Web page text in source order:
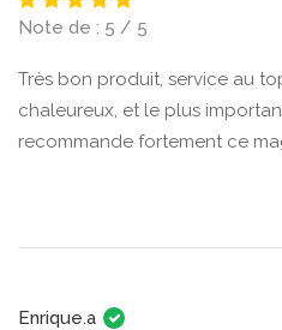
Note de : 5 / 5
Très bon produit, service au
chaleureux, et le plus
recommande fortement ce
Enrique.a